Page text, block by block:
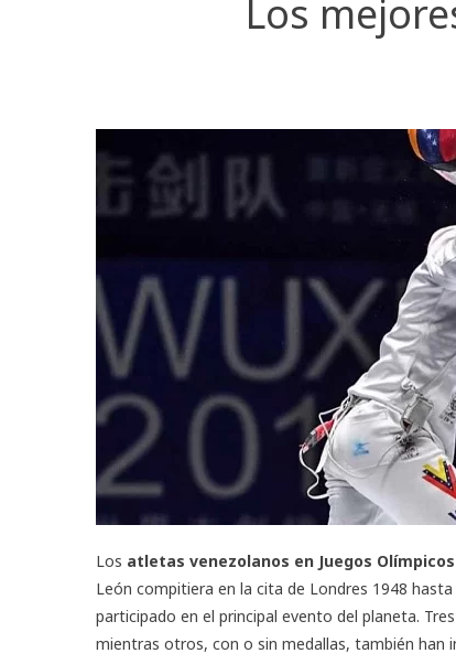
Los
Los atletas venezolanos en Juegos Olímpicos
León compitiera en la cita de Londres 1948
participado en el principal evento del planeta.
mientras otros, con o sin medallas, también han